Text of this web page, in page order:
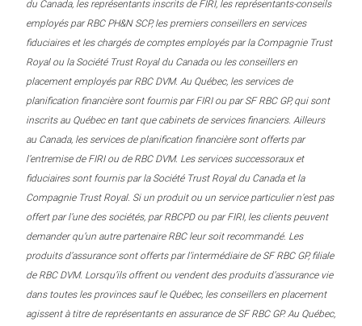
du Canada, les représentants inscrits de FIRI, les représentants-conseils
employés par RBC PH&N SCP, les premiers conseillers en services
fiduciaires et les chargés de comptes employés par la Compagnie Trust
Royal ou la Société Trust Royal du Canada ou les conseillers en
placement employés par RBC DVM. Au Québec, les services de
planification financière sont fournis par FIRI ou par SF RBC GP, qui sont
inscrits au Québec en tant que cabinets de services financiers. Ailleurs
au Canada, les services de planification financière sont offerts par
l’entremise de FIRI ou de RBC DVM. Les services successoraux et
fiduciaires sont fournis par la Société Trust Royal du Canada et la
Compagnie Trust Royal. Si un produit ou un service particulier n’est pas
offert par l’une des sociétés, par RBCPD ou par FIRI, les clients peuvent
demander qu’un autre partenaire RBC leur soit recommandé. Les
produits d’assurance sont offerts par l’intermédiaire de SF RBC GP, filiale
de RBC DVM. Lorsqu’ils offrent ou vendent des produits d’assurance vie
dans toutes les provinces sauf le Québec, les conseillers en placement
agissent à titre de représentants en assurance de SF RBC GP. Au Québec,